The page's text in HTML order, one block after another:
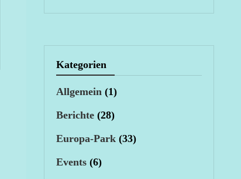
Kategorien
Allgemein (1)
Berichte (28)
Europa-Park (33)
Events (6)